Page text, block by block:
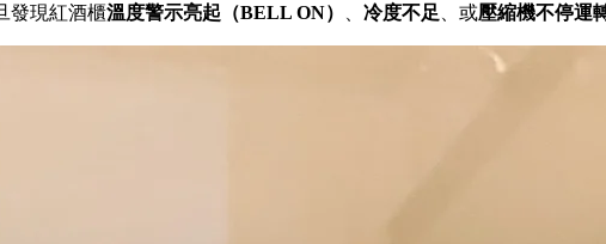
發現紅酒櫃溫度警示亮起（BELL ON） 冷度不足 、或壓縮機不停運